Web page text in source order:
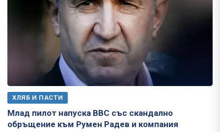
ХЛЯБ И ПАСТИ
Млад пилот напуска ВВС със скандално
обръщение към Румен Радев и компания